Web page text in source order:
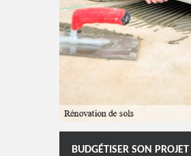
BUDGÉTISER SON